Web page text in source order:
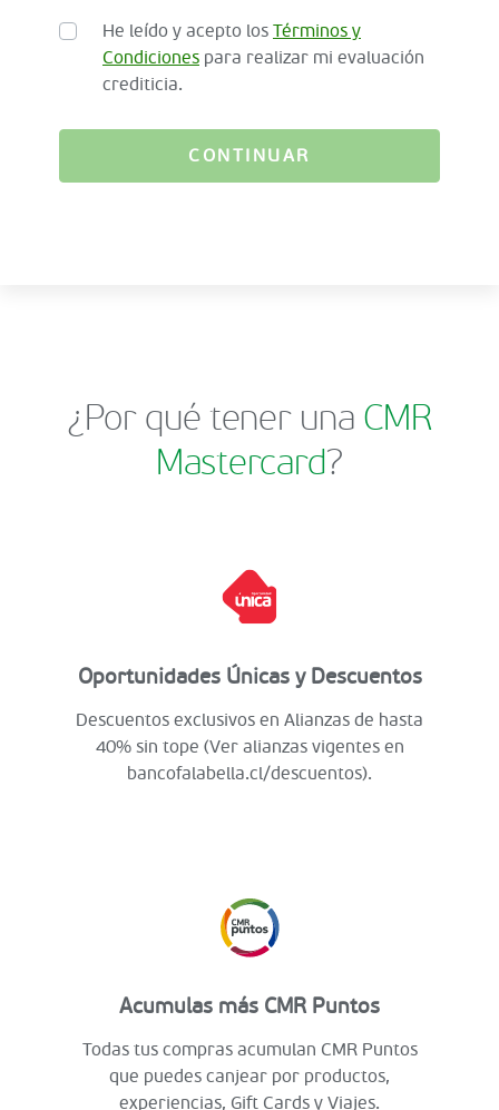
He leído y acepto los Términos y
Condiciones para realizar mi evaluación
crediticia.
CONTINUAR
¿Por qué tener una CMR
Mastercard?
Oportunidades Únicas y Descuentos
Descuentos exclusivos en Alianzas de hasta
40% sin tope (Ver alianzas vigentes en
bancofalabella.cl/descuentos).
Acumulas más CMR Puntos
Todas tus compras acumulan CMR Puntos
que puedes canjear por productos,
experiencias, Gift Cards y Viajes.